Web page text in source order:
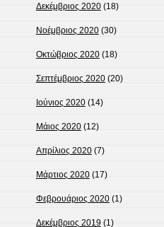
Δεκέμβριος 2020(18)
Νοέμβριος 2020(30)
Οκτώβριος 2020(18)
Σεπτέμβριος 2020(20)
Ιούνιος 2020(14)
Μάιος 2020(12)
Απρίλιος 2020(7)
Μάρτιος 2020(17)
Φεβρουάριος 2020(1)
Δεκέμβριος 2019(1)